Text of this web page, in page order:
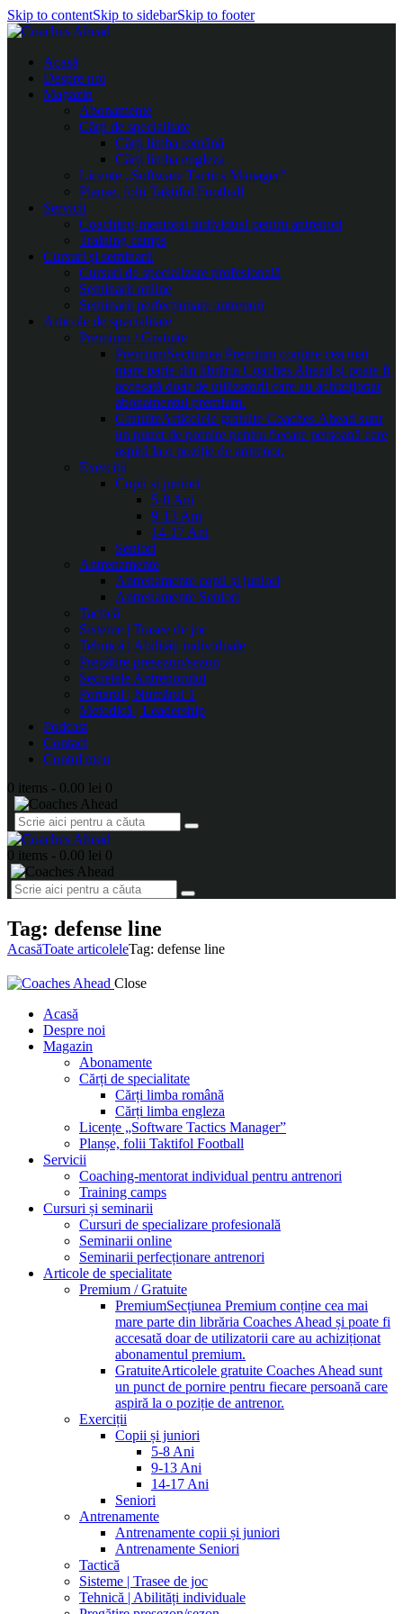
Skip to contentSkip to sidebarSkip to footer
Acasă
Despre noi
Magazin
Abonamente
Cărți de specialitate
Cărți limba română
Cărți limba engleza
Licențe „Software Tactics Manager”
Planșe, folii Taktifol Football
Servicii
Coaching-mentorat individual pentru antrenori
Training camps
Cursuri și seminarii
Cursuri de specializare profesională
Seminarii online
Seminarii perfecționare antrenori
Articole de specialitate
Premium / Gratuite
PremiumSecțiunea Premium conține cea mai
mare parte din librăria Coaches Ahead și poate fi
accesată doar de utilizatorii care au achiziționat
abonamentul premium.
GratuiteArticolele gratuite Coaches Ahead sunt
un punct de pornire pentru fiecare persoană care
aspiră la o poziție de antrenor.
Exerciții
Copii și juniori
5-8 Ani
9-13 Ani
14-17 Ani
Seniori
Antrenamente
Antrenamente copii și juniori
Antrenamente Seniori
Tactică
Sisteme | Trasee de joc
Tehnică | Abilități individuale
Pregătire presezon/sezon
Secretele Antrenorului
Portarul | Numărul 1
Metodică | Leadership
Podcast
Contact
Contul meu
0 items - 0.00 lei 0
0 items - 0.00 lei 0
Tag: defense line
AcasăToate articoleleTag: defense line
Close
Acasă
Despre noi
Magazin
Abonamente
Cărți de specialitate
Cărți limba română
Cărți limba engleza
Licențe „Software Tactics Manager”
Planșe, folii Taktifol Football
Servicii
Coaching-mentorat individual pentru antrenori
Training camps
Cursuri și seminarii
Cursuri de specializare profesională
Seminarii online
Seminarii perfecționare antrenori
Articole de specialitate
Premium / Gratuite
PremiumSecțiunea Premium conține cea mai
mare parte din librăria Coaches Ahead și poate fi
accesată doar de utilizatorii care au achiziționat
abonamentul premium.
GratuiteArticolele gratuite Coaches Ahead sunt
un punct de pornire pentru fiecare persoană care
aspiră la o poziție de antrenor.
Exerciții
Copii și juniori
5-8 Ani
9-13 Ani
14-17 Ani
Seniori
Antrenamente
Antrenamente copii și juniori
Antrenamente Seniori
Tactică
Sisteme | Trasee de joc
Tehnică | Abilități individuale